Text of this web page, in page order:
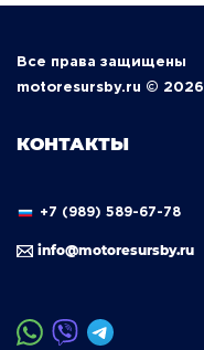
Все права защищены
motoresursby.ru © 2026
КОНТАКТЫ
+7 (989) 589-67-78
info@motoresursby.ru